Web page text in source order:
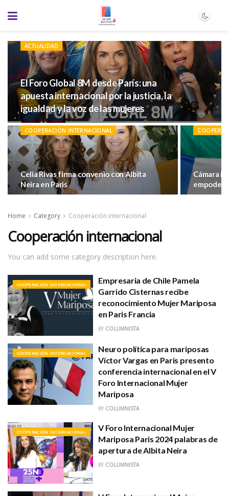
ACTUALIDAD
El Foro Global 8M desde París: una
apuesta internacional por la justicia, la
igualdad y la voz de las mujeres
COOPERACIÓN INTERNACIONAL
Celia Rivas firma convenio con Albita
Neira en Paris
Cámara
Home Category Cooperación internacional
Cooperación internacional
You can add some category description here.
COOPERACIÓN INTERNACIONAL
Empresaria de Chile Pamela
Garrido Cisternas recibe
reconocimiento Mujer Mariposa
en Paris Francia
BY COLUMNISTA
COOPERACIÓN INTERNACIONAL
Neuro política para mariposas
Víctor Vargas en Paris presento
conferencia internacional en el V
Foro Internacional Mujer
Mariposa
BY COLUMNISTA
COOPERACIÓN INTERNACIONAL
V Foro Internacional Mujer
Mariposa Paris 2024 palabras de
apertura de Albita Neira
BY COLUMNISTA